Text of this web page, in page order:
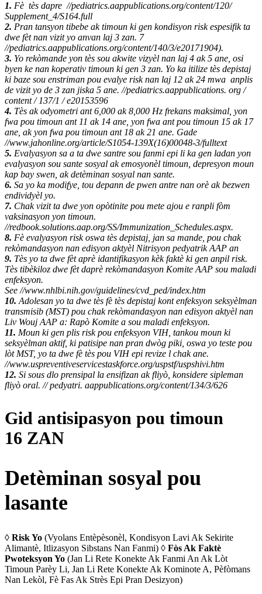
1. Fè tès dapre //pediatrics.aappublications.org/content/120/
Supplement_4/S164.full
2. Pran tansyon tibebe ak timoun ki gen kondisyon risk espesifik ta
dwe fèt nan vizit yo anvan laj 3 zan. 7
//pediatrics.aappublications.org/content/140/3/e20171904).
3. Yo rekòmande yon tès sou akwite vizyèl nan laj 4 ak 5 ane, osi
byen ke nan koperativ timoun ki gen 3 zan. Yo ka itilize tès depistaj
ki baze sou enstriman pou evalye risk nan laj 12 ak 24 mwa anplis
de vizit yo de 3 zan jiska 5 ane. //pediatrics.aappublications. org /
content / 137/1 / e20153596
4. Tès ak odyometri ant 6,000 ak 8,000 Hz frekans maksimal, yon
fwa pou timoun ant 11 ak 14 ane, yon fwa ant pou timoun 15 ak 17
ane, ak yon fwa pou timoun ant 18 ak 21 ane. Gade
//www.jahonline.org/article/S1054-139X(16)00048-3/fulltext
5. Evalyasyon sa a ta dwe santre sou fanmi epi li ka gen ladan yon
evalyasyon sou sante sosyal ak emosyonèl timoun, depresyon moun
kap bay swen, ak detèminan sosyal nan sante.
6. Sa yo ka modifye, tou depann de pwen antre nan orè ak bezwen
endividyèl yo.
7. Chak vizit ta dwe yon opòtinite pou mete ajou e ranpli fòm
vaksinasyon yon timoun.
//redbook.solutions.aap.org/SS/Immunization_Schedules.aspx.
8. Fè evalyasyon risk oswa tès depistaj, jan sa mande, pou chak
rekòmandasyon nan edisyon aktyèl Nitrisyon pedyatrik AAP an
9. Tès yo ta dwe fèt aprè idantifikasyon kèk faktè ki gen anpil risk.
Tès tibèkiloz dwe fèt daprè rekòmandasyon Komite AAP sou maladi
enfeksyon.
See //www.nhlbi.nih.gov/guidelines/cvd_ped/index.htm
10. Adolesan yo ta dwe tès fè tès depistaj kont enfeksyon seksyèlman
transmisib (MST) pou chak rekòmandasyon nan edisyon aktyèl nan
Liv Wouj AAP a: Rapò Komite a sou maladi enfeksyon.
11. Moun ki gen plis risk pou enfeksyon VIH, tankou moun ki
seksyèlman aktif, ki patisipe nan pran dwòg piki, oswa yo teste pou
lòt MST, yo ta dwe fè tès pou VIH epi revize l chak ane.
//www.uspreventiveservicestaskforce.org/uspstf/uspshivi.htm
12. Si sous dlo prensipal la ensifizan ak fliyò, konsidere sipleman
fliyò oral. // pedyatri. aappublications.org/content/134/3/626
Gid antisipasyon pou timoun
16 ZAN
Detèminan sosyal pou
lasante
◊ Risk Yo (Vyolans Entèpèsonèl, Kondisyon Lavi Ak Sekirite
Alimantè, Itlizasyon Sibstans Nan Fanmi) ◊ Fòs Ak Faktè
Pwoteksyon Yo (Jan Li Rete Konekte Ak Fanmi An Ak Lòt
Timoun Parèy Li, Jan Li Rete Konekte Ak Kominote A, Pèfòmans
Nan Lekòl, Fè Fas Ak Strès Epi Pran Desizyon)